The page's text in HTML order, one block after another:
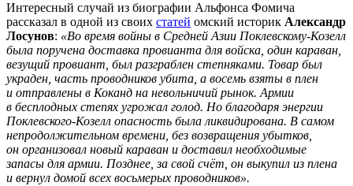
Интересный случай из биографии Альфонса Фомича
рассказал в одной из своих статей омский историк Александр
Лосунов: «Во время войны в Средней Азии Поклевскому-Козелл
была поручена доставка провианта для войска, один караван,
везущий провиант, был разграблен степняками. Товар был
украден, часть проводников убита, а восемь взяты в плен
и отправлены в Коканд на невольничий рынок. Армии
в бесплодных степях угрожал голод. Но благодаря энергии
Поклевского-Козелл опасность была ликвидирована. В самом
непродолжительном времени, без возвращения убытков,
он организовал новый караван и доставил необходимые
запасы для армии. Позднее, за свой счёт, он выкупил из плена
и вернул домой всех восьмерых проводников».